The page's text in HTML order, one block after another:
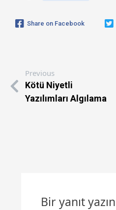
Share on Facebook
Previous
Kötü Niyetli
Yazılımları Algılama
Bir yanıt yazın